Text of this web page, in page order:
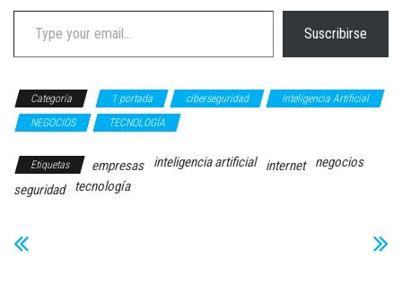
Type your email…
Suscribirse
Categoría 1 portada ciberseguridad
Inteligencia Artificial
NEGOCIOS
TECNOLOGÍA
Etiquetas empresas inteligencia artificial internet
negocios
seguridad
tecnología